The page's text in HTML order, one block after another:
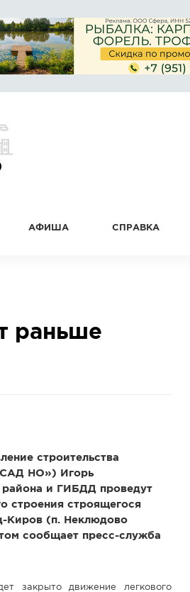
АФИША СПРАВКА
раньше
строительства
НО») Игорь
района и ГИБДД проведут
строения строящегося
Киров (п. Неклюдово
сообщает пресс-служба
закрыто движение легкового